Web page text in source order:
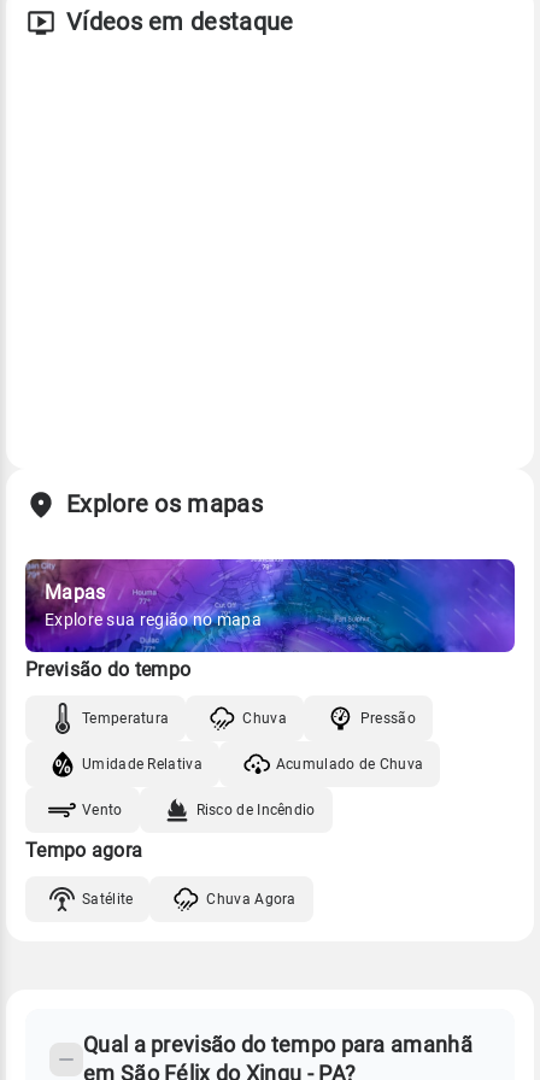
Vídeos em destaque
Explore os mapas
Mapas
Explore sua região no mapa
Previsão do tempo
Temperatura Chuva Pressão
Umidade Relativa Acumulado de Chuva
Vento Risco de Incêndio
Tempo agora
Satélite Chuva Agora
Qual a previsão do tempo para amanhã
em São Félix do Xingu - PA?